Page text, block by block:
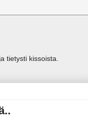
tietysti kissoista.